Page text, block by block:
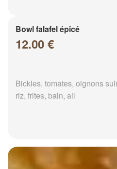
Bowl falafel épicé
12.00 €
Bickles, tomates, oignons
riz, frites, bain, ail